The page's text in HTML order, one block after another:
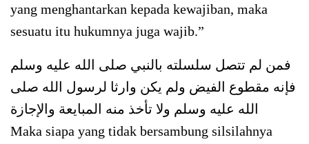
yang menghantarkan kepada kewajiban, maka
sesuatu itu hukumnya juga wajib.”
فمن لم تتصل سلسلته بالنبي صلى الله عليه وسلم
فإنه مقطوع الفيض ولم يكن وارثا لرسول الله صلى
الله عليه وسلم ولا تأخذ منه المبايعة والإجازة
Maka siapa yang tidak bersambung silsilahnya